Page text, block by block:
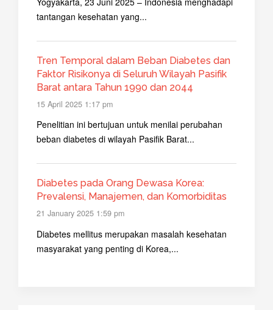
tantangan kesehatan yang...
Tren Temporal dalam Beban Diabetes dan
Faktor Risikonya di Seluruh Wilayah Pasifik
Barat antara Tahun 1990 dan 2044
15 April 2025 1:17 pm
Penelitian ini bertujuan untuk menilai perubahan
beban diabetes di wilayah Pasifik Barat...
Diabetes pada Orang Dewasa Korea:
Prevalensi, Manajemen, dan Komorbiditas
21 January 2025 1:59 pm
Diabetes mellitus merupakan masalah kesehatan
masyarakat yang penting di Korea,...